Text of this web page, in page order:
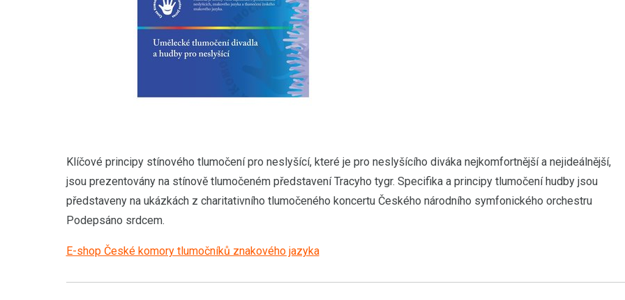
Klíčové principy stínového tlumočení pro neslyšící, které je pro neslyšícího diváka nejkomfortnější a nejideálnější,
jsou prezentovány na stínově tlumočeném představení Tracyho tygr. Specifika a principy tlumočení hudby jsou
představeny na ukázkách z charitativního tlumočeného koncertu Českého národního symfonického orchestru
Podepsáno srdcem.
E-shop České komory tlumočníků znakového jazyka